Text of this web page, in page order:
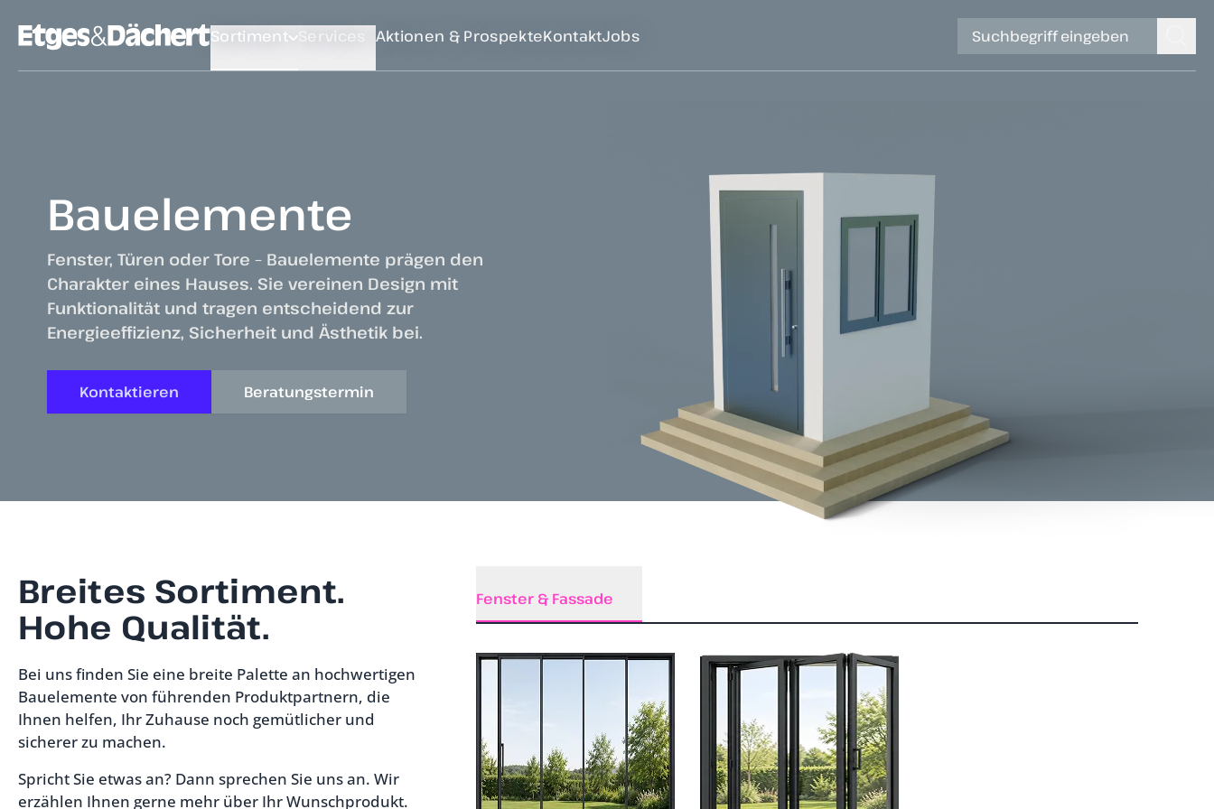
Sortiment Services Aktionen & ProspekteKontaktJobs
Bauelemente
Fenster, Türen oder Tore – Bauelemente prägen den
Charakter eines Hauses. Sie vereinen Design mit
Funktionalität und tragen entscheidend zur
Energieeffizienz, Sicherheit und Ästhetik bei.
Kontaktieren Beratungstermin
Breites Sortiment.
Hohe Qualität.
Bei uns finden Sie eine breite Palette an hochwertigen
Bauelemente von führenden Produktpartnern, die
Ihnen helfen, Ihr Zuhause noch gemütlicher und
sicherer zu machen.
Spricht Sie etwas an? Dann sprechen Sie uns an. Wir
erzählen Ihnen gerne mehr über Ihr Wunschprodukt.
Fenster & Fassade